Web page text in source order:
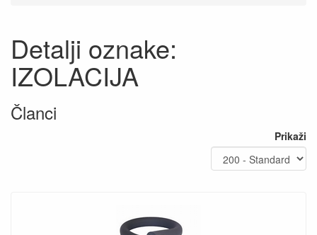
Detalji oznake:
IZOLACIJA
Članci
Prikaži